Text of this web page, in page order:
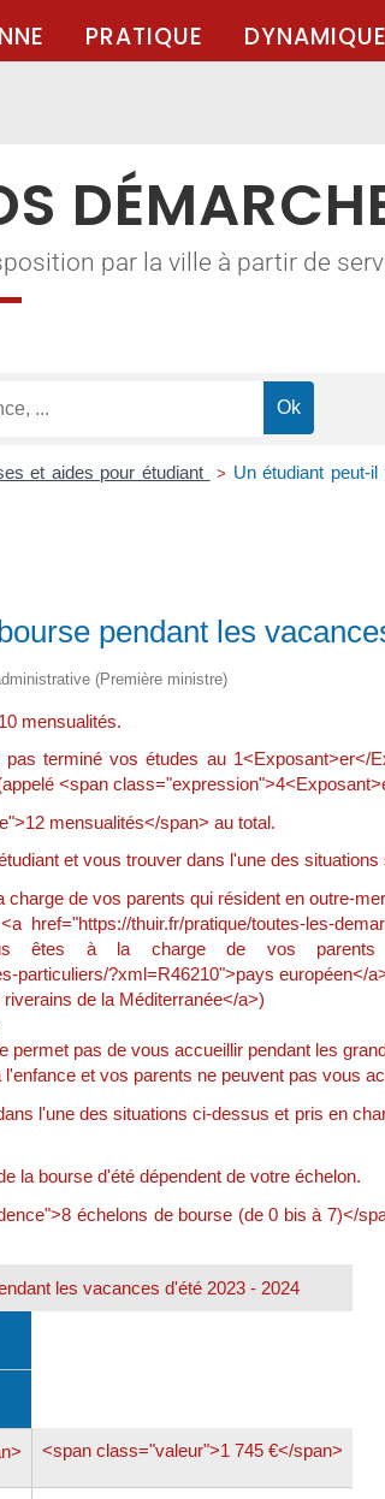
PRATIQUE DYNAMIQUE
par la ville à partir de
et aides pour étudiant > Un étudiant peut-
pendant les
(Première ministre)
mensualités.
terminé vos études au 1<Exposant>er</
<span
mensualités</span> au total.
et vous trouver dans l'une des situations
de vos parents qui résident en outre-mer
thuir.fr/pratique/toutes-les-
êtes à la charge de vos
particuliers/?xml=R46210">pays européen</
de la Méditerranée</a>)
permet pas de vous accueillir pendant les
et vos parents ne peuvent pas vous
l'une des situations ci-dessus et pris en
la bourse d'été dépendent de votre échelon.
échelons de bourse (de 0 bis à 7)</
les vacances d'été 2023 - 2024
<span class="valeur">1 745 €</span>